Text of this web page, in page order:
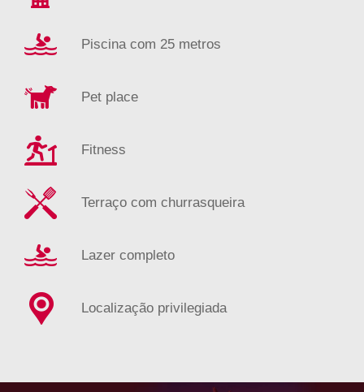
Piscina com 25 metros
Pet place
Fitness
Terraço com churrasqueira
Lazer completo
Localização privilegiada